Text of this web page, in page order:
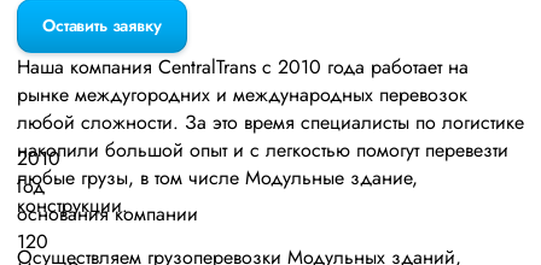
Оставить заявку
Наша компания СentralTrans с 2010 года работает на
рынке междугородних и международных перевозок
любой сложности. За это время специалисты по логистике
накопили большой опыт и с легкостью помогут перевезти
любые грузы, в том числе Модульные здание,
конструкции.
Осуществляем грузоперевозки Модульных зданий,
2010
Год
основания компании
120